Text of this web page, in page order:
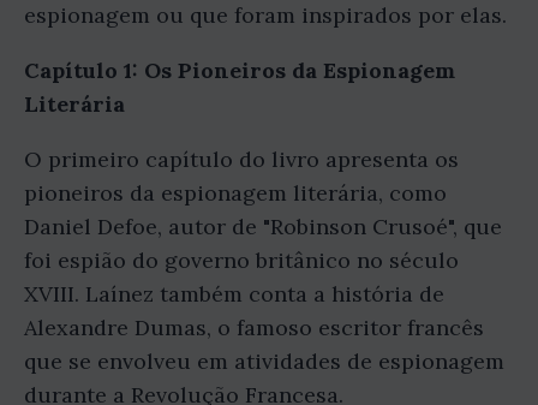
espionagem ou que foram inspirados por elas.
Capítulo 1: Os Pioneiros da Espionagem
Literária
O primeiro capítulo do livro apresenta os
pioneiros da espionagem literária, como
Daniel Defoe, autor de "Robinson Crusoé", que
foi espião do governo britânico no século
XVIII. Laínez também conta a história de
Alexandre Dumas, o famoso escritor francês
que se envolveu em atividades de espionagem
durante a Revolução Francesa.